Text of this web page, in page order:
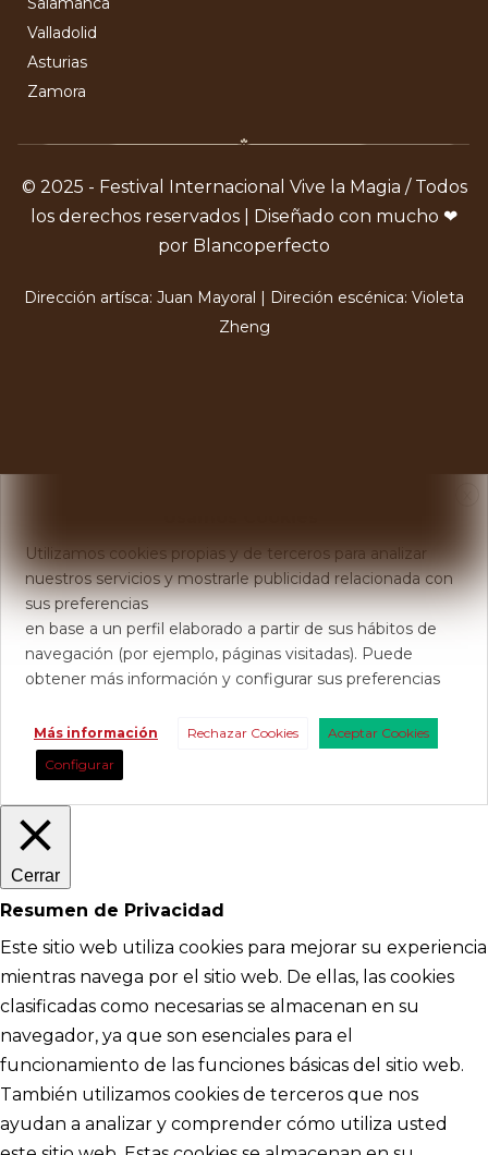
Valladolid
Asturias
Zamora
© 2025 - Festival Internacional Vive la Magia / Todos
los derechos reservados | Diseñado con mucho ❤
por Blancoperfecto
Dirección artísca: Juan Mayoral | Direción escénica: Violeta
Zheng
Utilizamos cookies propias y de terceros para analizar
nuestros servicios y mostrarle publicidad relacionada con
sus preferencias
en base a un perfil elaborado a partir de sus hábitos de
navegación (por ejemplo, páginas visitadas). Puede
obtener más información y configurar sus preferencias
Más información Rechazar Cookies
Aceptar Cookies
Configurar
Cerrar
Resumen de Privacidad
Este sitio web utiliza cookies para mejorar su experiencia
mientras navega por el sitio web. De ellas, las cookies
clasificadas como necesarias se almacenan en su
navegador, ya que son esenciales para el
funcionamiento de las funciones básicas del sitio web.
También utilizamos cookies de terceros que nos
ayudan a analizar y comprender cómo utiliza usted